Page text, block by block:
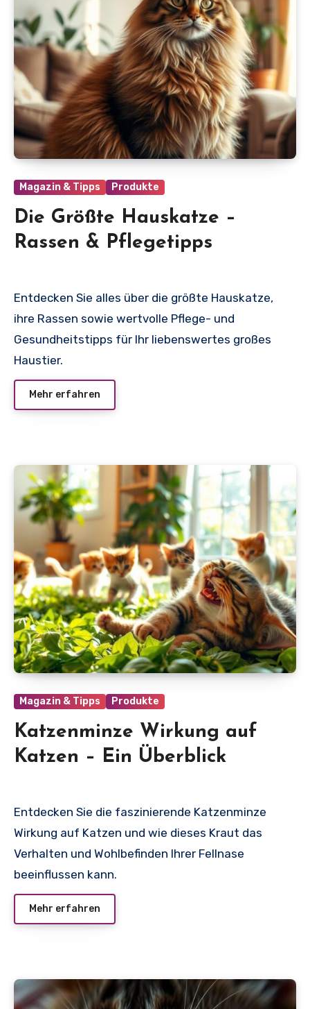
Magazin & Tipps Produkte
Die Größte Hauskatze –
Rassen & Pflegetipps
Entdecken Sie alles über die größte Hauskatze,
ihre Rassen sowie wertvolle Pflege- und
Gesundheitstipps für Ihr liebenswertes großes
Haustier.
Mehr erfahren
Magazin & Tipps Produkte
Katzenminze Wirkung auf
Katzen – Ein Überblick
Entdecken Sie die faszinierende Katzenminze
Wirkung auf Katzen und wie dieses Kraut das
Verhalten und Wohlbefinden Ihrer Fellnase
beeinflussen kann.
Mehr erfahren